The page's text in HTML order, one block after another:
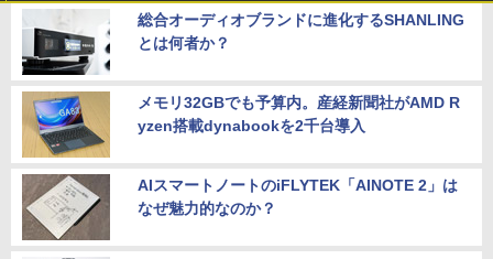
総合オーディオブランドに進化するSHANLING
とは何者か？
メモリ32GBでも予算内。産経新聞社がAMD R
yzen搭載dynabookを2千台導入
AIスマートノートのiFLYTEK「AINOTE 2」は
なぜ魅力的なのか？